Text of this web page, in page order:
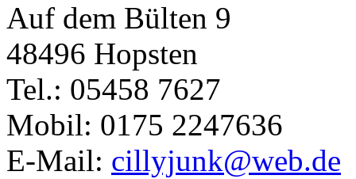
Auf dem Bülten 9
48496 Hopsten
Tel.: 05458 7627
Mobil: 0175 2247636
E-Mail: cillyjunk@web.de